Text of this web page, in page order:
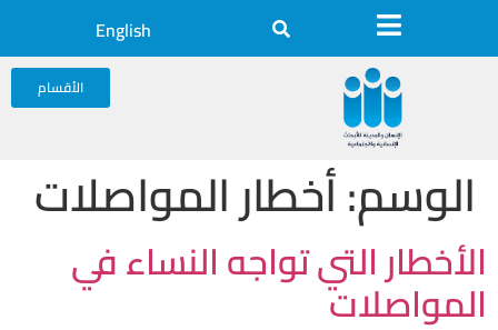
English
الأقسام
الوسم:أخطار المواصلات
الأخطار التي تواجه النساء في
المواصلات